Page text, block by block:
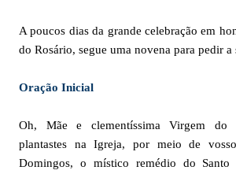
A poucos dias da grande celebração em
do Rosário, segue uma novena para pedir a
Oração Inicial
Oh, Mãe e clementíssima Virgem do
plantastes na Igreja, por meio de
Domingos, o místico remédio do Santo